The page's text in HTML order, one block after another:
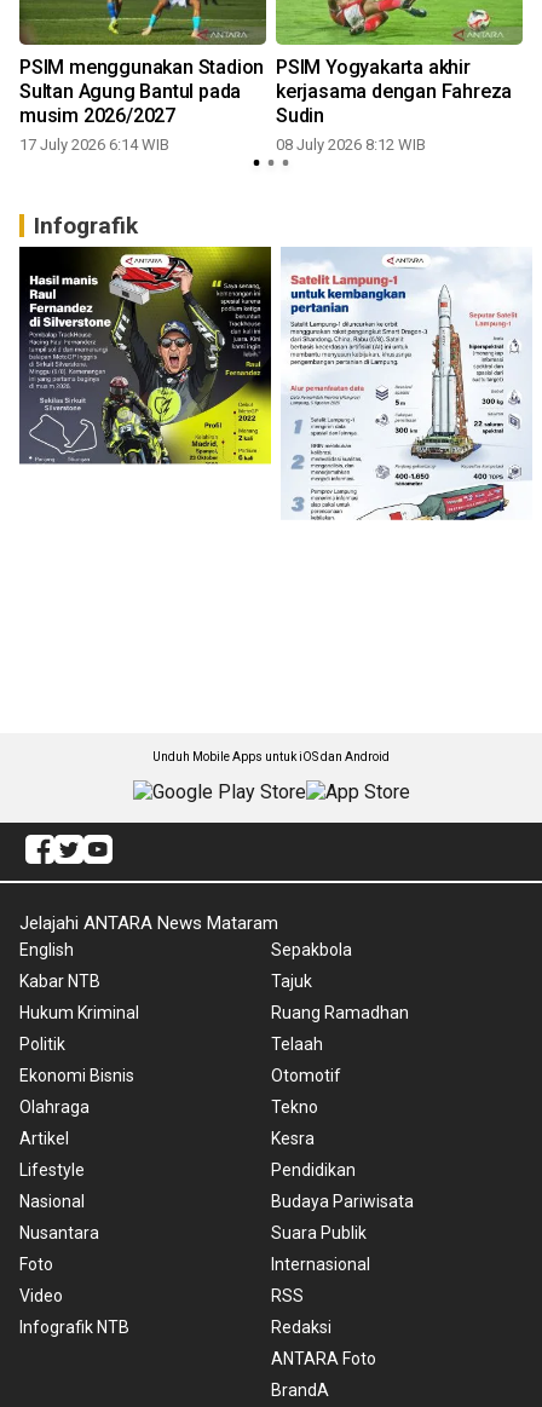
PSIM menggunakan Stadion
Sultan Agung Bantul pada
musim 2026/2027
17 July 2026 6:14 WIB
PSIM Yogyakarta akhir
kerjasama dengan Fahreza
Sudin
08 July 2026 8:12 WIB
Infografik
Unduh Mobile Apps untuk iOS dan Android
Jelajahi ANTARA News Mataram
English
Kabar NTB
Hukum Kriminal
Politik
Ekonomi Bisnis
Olahraga
Artikel
Lifestyle
Nasional
Nusantara
Foto
Video
Infografik NTB
Sepakbola
Tajuk
Ruang Ramadhan
Telaah
Otomotif
Tekno
Kesra
Pendidikan
Budaya Pariwisata
Suara Publik
Internasional
RSS
Redaksi
ANTARA Foto
BrandA